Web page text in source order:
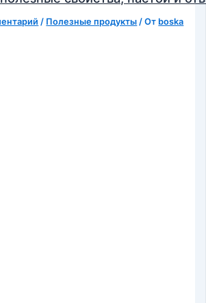
/ Полезные продукты / От boska